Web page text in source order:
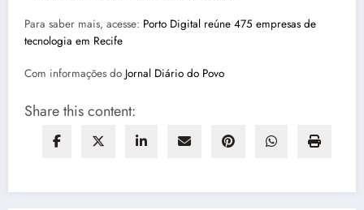
Para saber mais, acesse: Porto Digital reúne 475 empresas de
tecnologia em Recife
Com informações do Jornal Diário do Povo
Share this content: